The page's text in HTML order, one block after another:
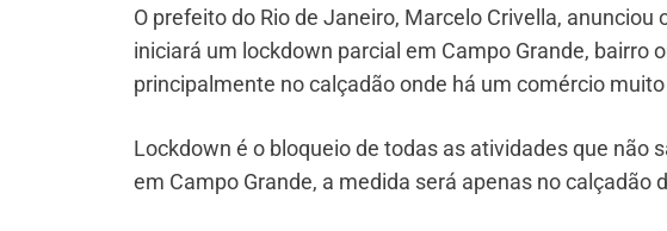
O prefeito do Rio de Janeiro, Marcelo Crivella,
iniciará um lockdown parcial em Campo Grande, bairro
principalmente no calçadão onde há um comércio
Lockdown é o bloqueio de todas as atividades que não
em Campo Grande, a medida será apenas no calçadão